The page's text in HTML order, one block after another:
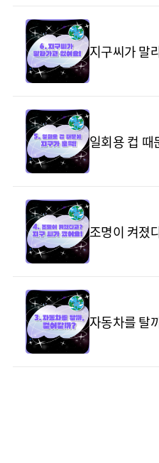
지구씨가 말
일회용 컵 때
조명이 켜졌
자동차를 탈